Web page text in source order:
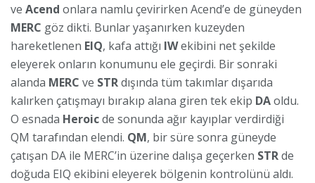
ve Acend onlara namlu çevirirken Acend’e de güneyden
MERC göz dikti. Bunlar yaşanırken kuzeyden
hareketlenen EIQ, kafa attığı IWekibini net şekilde
eleyerek onların konumunu ele geçirdi. Bir sonraki
alanda MERC ve STRdışında tüm takımlar dışarıda
kalırken çatışmayı bırakıp alana giren tek ekip DAoldu.
O esnada Heroicde sonunda ağır kayıplar verdirdiği
QM tarafından elendi. QM, bir süre sonra güneyde
çatışan DA ile MERC’in üzerine dalışa geçerken STRde
doğuda EIQ ekibini eleyerek bölgenin kontrolünü aldı.